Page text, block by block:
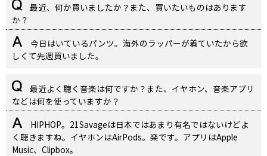
最近、何か買いましたか？また、買いたいものはあります
か？
今日はいているパンツ。海外のラッパーが着ていたから欲
しくて先週買いました。
最近よく聴く音楽は何ですか？また、イヤホン、音楽アプリ
などは何を使っていますか？
HIPHOP。21Savageは日本ではあまり有名ではないけどよ
く聴きますね。イヤホンはAirPods。楽です。アプリはApple
Music、Clipbox。